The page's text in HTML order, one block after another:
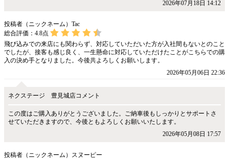
2026年07月18日 14:12
投稿者（ニックネーム）Tac
総合評価： 4.8点
飛び込みでの来店にも関わらず、対応していただいた方が入社間もないとのこと
でしたが、接客も感じ良く、一生懸命に対応していただけたことがこちらでの購
入の決め手となりました。今後共よろしくお願いします。
2026年05月06日 22:36
ネクステージ 豊見城店コメント
この度はご購入ありがとうございました。ご納車後もしっかりとサポートさ
せていただきますので、今後ともよろしくお願いいたします。
2026年05月08日 17:57
投稿者（ニックネーム）スヌーピー